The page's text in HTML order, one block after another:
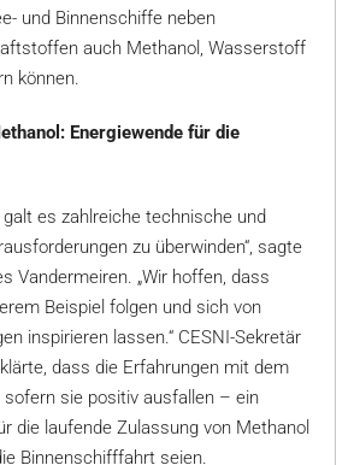
und Binnenschiffe neben
auch Methanol, Wasserstoff
können.
Energiewende für die
galt es zahlreiche technische und
zu überwinden“, sagte
Vandermeiren. „Wir hoffen, dass
Beispiel folgen und sich von
inspirieren lassen.“ CESNI-Sekretär
dass die Erfahrungen mit dem
sie positiv ausfallen – ein
die laufende Zulassung von Methanol
Binnenschifffahrt seien.